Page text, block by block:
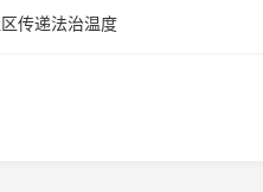
传递法治温度